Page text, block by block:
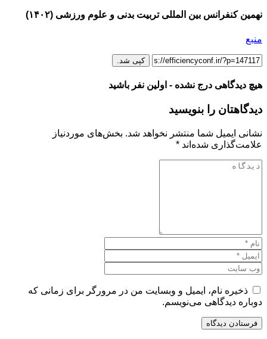
نهمین کنفرانس بین المللی تربیت بدنی و علوم ورزشی (۱۴۰۲)
منبع
کپی شد.
هیچ دیدگاهی درج نشده - اولین نفر باشید
دیدگاهتان را بنویسید
نشانی ایمیل شما منتشر نخواهد شد. بخش‌های موردنیاز
علامت‌گذاری شده‌اند *
ذخیره نام، ایمیل و وبسایت من در مرورگر برای زمانی که
دوباره دیدگاهی می‌نویسم.